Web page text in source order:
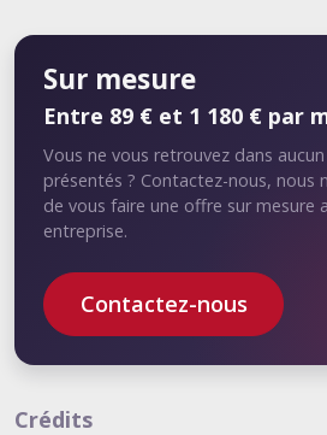
Sur mesure
Entre 89 € et 1 180 € par
Vous ne vous retrouvez dans
présentés ? Contactez-nous, nous
de vous faire une offre sur mesure
entreprise.
Contactez-nous
Crédits